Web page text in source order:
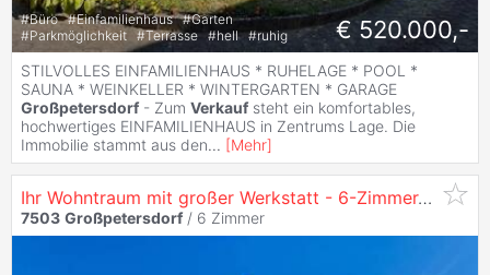
#Büro #Einfamilienhaus #Garten
#Parkmöglichkeit #Terrasse #hell #ruhig € 520.000,-
STILVOLLES EINFAMILIENHAUS * RUHELAGE * POOL *
SAUNA * WEINKELLER * WINTERGARTEN * GARAGE
Großpetersdorf - Zum Verkauf steht ein komfortables,
hochwertiges EINFAMILIENHAUS in Zentrums Lage. Die
Immobilie stammt aus den... [Mehr]
Ihr Wohntraum mit großer Werkstatt - 6-Zimmer-Haus
7503 Großpetersdorf / 6 Zimmer